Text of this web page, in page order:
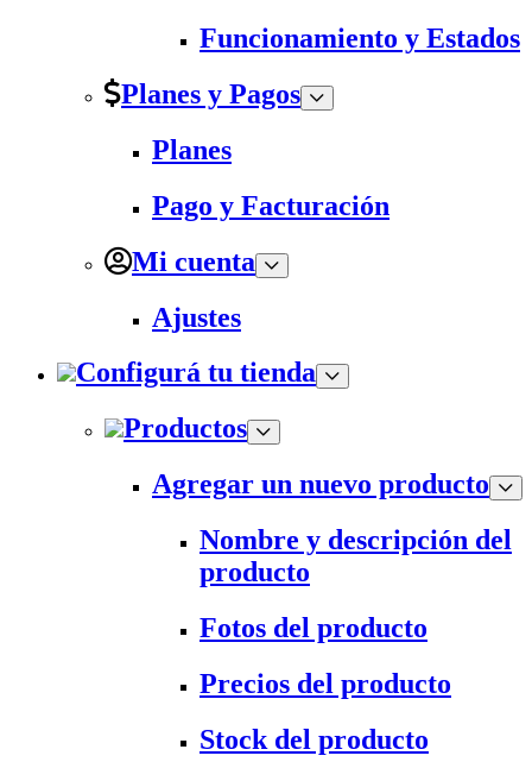
Funcionamiento y Estados
Planes y Pagos
Planes
Pago y Facturación
Mi cuenta
Ajustes
Configurá tu tienda
Productos
Agregar un nuevo producto
Nombre y descripción del
producto
Fotos del producto
Precios del producto
Stock del producto